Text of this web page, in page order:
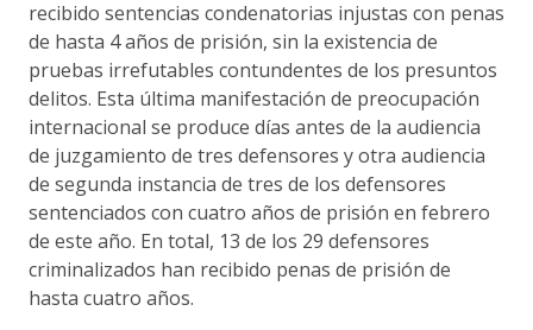
recibido sentencias condenatorias injustas con penas
de hasta 4 años de prisión, sin la existencia de
pruebas irrefutables contundentes de los presuntos
delitos. Esta última manifestación de preocupación
internacional se produce días antes de la audiencia
de juzgamiento de tres defensores y otra audiencia
de segunda instancia de tres de los defensores
sentenciados con cuatro años de prisión en febrero
de este año. En total, 13 de los 29 defensores
criminalizados han recibido penas de prisión de
hasta cuatro años.